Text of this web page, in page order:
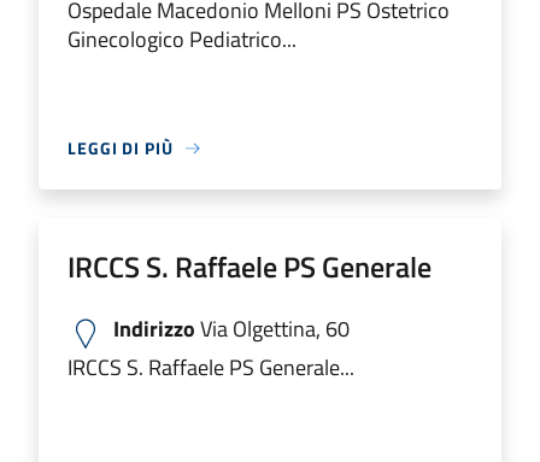
Ospedale Macedonio Melloni PS Ostetrico
Ginecologico Pediatrico...
LEGGI DI PIÙ
IRCCS S. Raffaele PS Generale
IndirizzoVia Olgettina, 60
IRCCS S. Raffaele PS Generale...